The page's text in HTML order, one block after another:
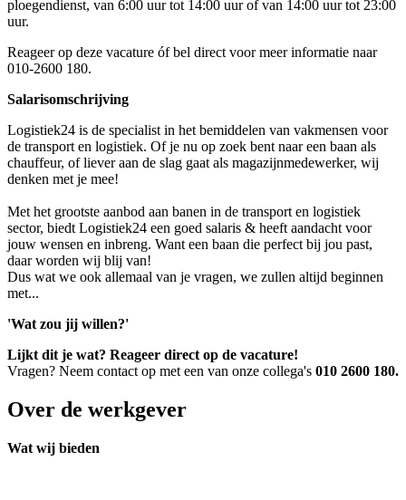
ploegendienst, van 6:00 uur tot 14:00 uur of van 14:00 uur tot 23:00
uur.
Reageer op deze vacature óf bel direct voor meer informatie naar
010-2600 180.
Salarisomschrijving
Logistiek24 is de specialist in het bemiddelen van vakmensen voor
de transport en logistiek. Of je nu op zoek bent naar een baan als
chauffeur, of liever aan de slag gaat als magazijnmedewerker, wij
denken met je mee!
Met het grootste aanbod aan banen in de transport en logistiek
sector, biedt Logistiek24 een goed salaris & heeft aandacht voor
jouw wensen en inbreng. Want een baan die perfect bij jou past,
daar worden wij blij van!
Dus wat we ook allemaal van je vragen, we zullen altijd beginnen
met...
'Wat zou jij willen?'
Lijkt dit je wat? Reageer direct op de vacature!
Vragen? Neem contact op met een van onze collega's 010 2600 180.
Over de werkgever
Wat wij bieden